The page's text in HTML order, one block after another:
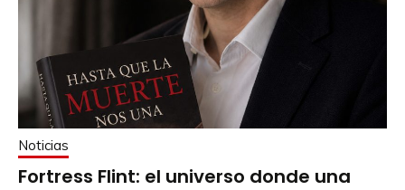
Noticias
Fortress Flint: el universo donde una